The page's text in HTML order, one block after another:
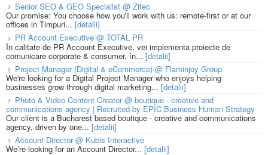
Senior SEO & GEO Specialist @ Zitec
Our promise: You choose how you'll work with us: remote-first or at our
offices in Timpuri... [detalii]
PR Account Executive @ TOTAL PR
În calitate de PR Account Executive, vei implementa proiecte de
comunicare corporate & consumer, în... [detalii]
Project Manager (Digital & eCommerce) @ Flaminjoy Group
We're looking for a Digital Project Manager who enjoys helping
businesses grow through digital marketing... [detalii]
Photo & Video Content Creator @ boutique - creative and
communications agency | Recruited by EPIC Business Human Strategy
Our client is a Bucharest based boutique - creative and communications
agency, driven by one... [detalii]
Account Director @ Kubis Interactive
We’re looking for an Account Director... [detalii]